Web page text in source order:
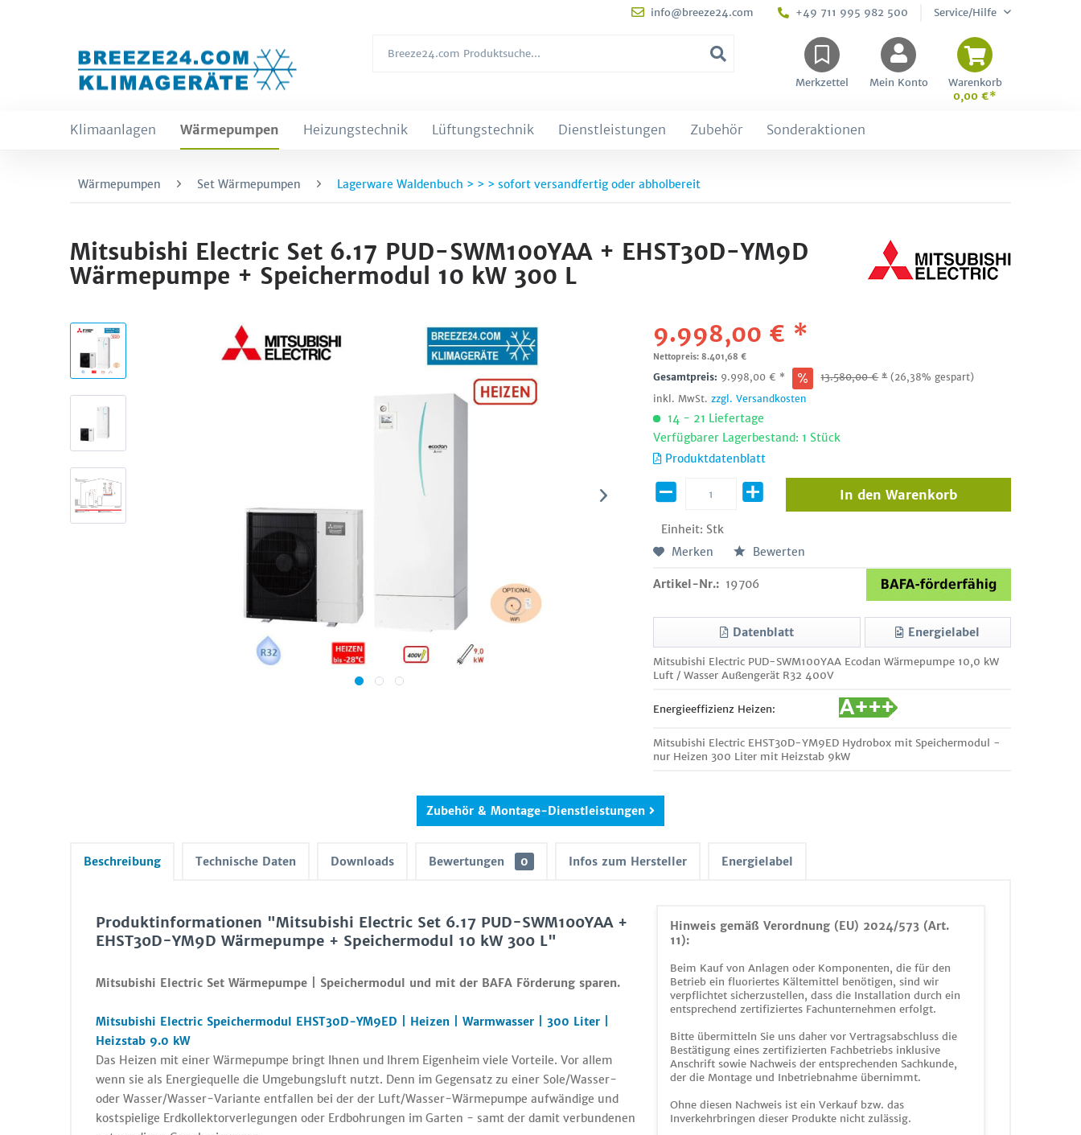
info@breeze24.com +49 711 995 982 500 Service/Hilfe
Merkzettel Mein Konto
Warenkorb
0,00 €*
Klimaanlagen Wärmepumpen Heizungstechnik Lüftungstechnik Dienstleistungen Zubehör Sonderaktionen
Wärmepumpen Set Wärmepumpen Lagerware Waldenbuch > > > sofort versandfertig oder abholbereit
Mitsubishi Electric Set 6.17 PUD-SWM100YAA + EHST30D-YM9D
Wärmepumpe + Speichermodul 10 kW 300 L
9.998,00 € *
Nettopreis: 8.401,68 €
Gesamtpreis: 9.998,00 € * 13.580,00€ * (26,38% gespart)
inkl. MwSt.zzgl. Versandkosten
14 - 21 Liefertage
Verfügbarer Lagerbestand: 1 Stück
Produktdatenblatt
Einheit: Stk
In den Warenkorb
Merken Bewerten
Artikel-Nr.: 19706
Datenblatt Energielabel
Mitsubishi Electric PUD-SWM100YAA Ecodan Wärmepumpe 10,0 kW
Luft / Wasser Außengerät R32 400V
Energieeffizienz Heizen:
Mitsubishi Electric EHST30D-YM9ED Hydrobox mit Speichermodul -
nur Heizen 300 Liter mit Heizstab 9kW
Zubehör & Montage-Dienstleistungen
Beschreibung Technische Daten Downloads Bewertungen 0 Infos zum Hersteller Energielabel
Hinweis gemäß Verordnung (EU) 2024/573 (Art.
11):
Beim Kauf von Anlagen oder Komponenten, die für den
Betrieb ein fluoriertes Kältemittel benötigen, sind wir
verpflichtet sicherzustellen, dass die Installation durch ein
entsprechend zertifiziertes Fachunternehmen erfolgt.
Bitte übermitteln Sie uns daher vor Vertragsabschluss die
Bestätigung eines zertifizierten Fachbetriebs inklusive
Anschrift sowie Nachweis der entsprechenden Sachkunde,
der die Montage und Inbetriebnahme übernimmt.
Ohne diesen Nachweis ist ein Verkauf bzw. das
Inverkehrbringen dieser Produkte nicht zulässig.
Produktinformationen "Mitsubishi Electric Set 6.17 PUD-SWM100YAA +
EHST30D-YM9D Wärmepumpe + Speichermodul 10 kW 300 L"
Mitsubishi Electric Set Wärmepumpe | Speichermodul und mit der BAFA Förderung sparen.
Mitsubishi Electric Speichermodul EHST30D-YM9ED | Heizen | Warmwasser | 300 Liter
Heizstab 9.0 kW
Das Heizen mit einer Wärmepumpe bringt Ihnen und Ihrem Eigenheim viele Vorteile. Vor allem
wenn sie als Energiequelle die Umgebungsluft nutzt. Denn im Gegensatz zu einer Sole/Wasser-
oder Wasser/Wasser-Variante entfallen bei der der Luft/Wasser-Wärmepumpe aufwändige und
kostspielige Erdkollektorverlegungen oder Erdbohrungen im Garten - samt der damit verbundenen